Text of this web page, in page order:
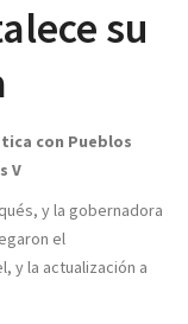
su
con Pueblos
V
y la gobernadora
el
y la actualización a